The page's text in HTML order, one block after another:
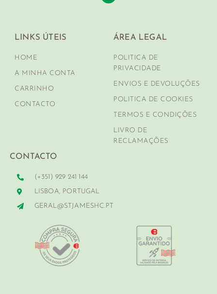
LINKS ÚTEIS
HOME
A MINHA CONTA
CARRINHO
CONTACTO
ÁREA LEGAL
POLITICA DE
PRIVACIDADE
ENVIOS E DEVOLUÇÕES
POLITICA DE COOKIES
TERMOS E CONDIÇÕES
LIVRO DE
RECLAMAÇÕES
CONTACTO
(+351) 929 241 144
LISBOA, PORTUGAL
GERAL@STJAMESHC.PT